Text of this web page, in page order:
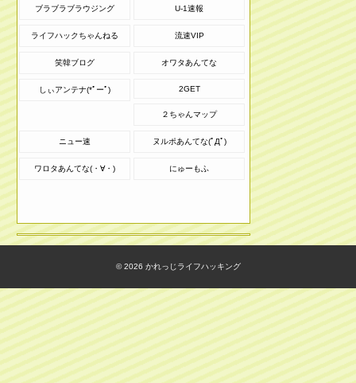
ブラブラブラウジング U-1速報
ライフハックちゃんねる 流速VIP
笑韓ブログ オワタあんてな
しぃアンテナ(*ﾟーﾟ) 2GET
２ちゃんマップ
ニュー速 ヌルポあんてな(ﾟДﾟ)
ワロタあんてな(・∀・) にゅーもふ
© 2026 かれっじライフハッキング